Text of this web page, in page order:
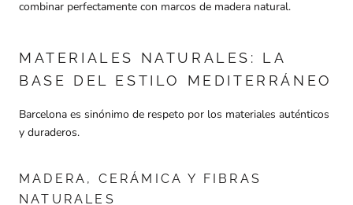
combinar perfectamente con marcos de madera natural.
MATERIALES NATURALES: LA
BASE DEL ESTILO MEDITERRÁNEO
Barcelona es sinónimo de respeto por los materiales auténticos
y duraderos.
MADERA, CERÁMICA Y FIBRAS
NATURALES